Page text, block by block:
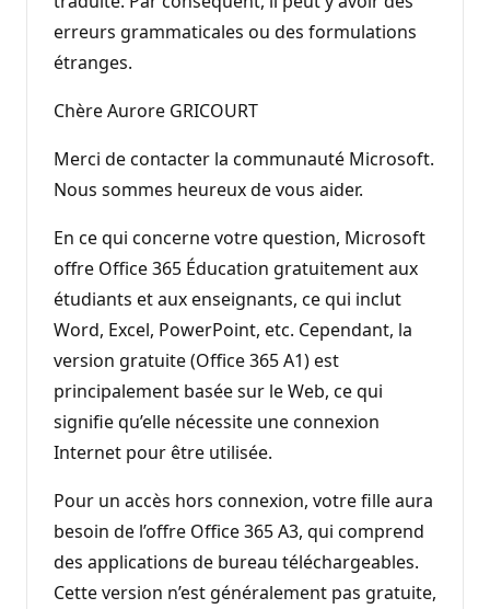
erreurs grammaticales ou des formulations
étranges.
Chère Aurore GRICOURT
Merci de contacter la communauté Microsoft.
Nous sommes heureux de vous aider.
En ce qui concerne votre question, Microsoft
offre Office 365 Éducation gratuitement aux
étudiants et aux enseignants, ce qui inclut
Word, Excel, PowerPoint, etc. Cependant, la
version gratuite (Office 365 A1) est
principalement basée sur le Web, ce qui
signifie qu’elle nécessite une connexion
Internet pour être utilisée.
Pour un accès hors connexion, votre fille aura
besoin de l’offre Office 365 A3, qui comprend
des applications de bureau téléchargeables.
Cette version n’est généralement pas gratuite,